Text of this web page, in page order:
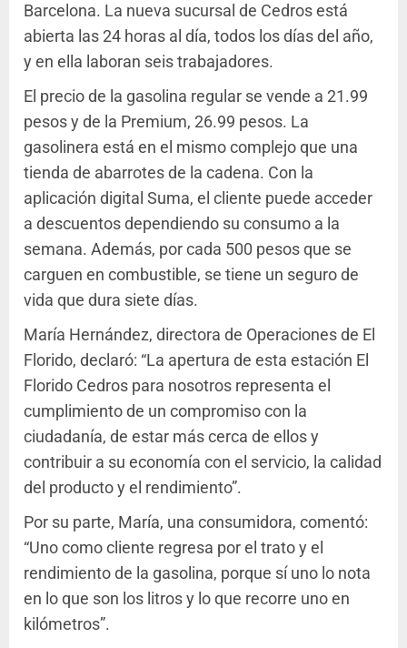
Barcelona. La nueva sucursal de Cedros está
abierta las 24 horas al día, todos los días del año,
y en ella laboran seis trabajadores.
El precio de la gasolina regular se vende a 21.99
pesos y de la Premium, 26.99 pesos. La
gasolinera está en el mismo complejo que una
tienda de abarrotes de la cadena. Con la
aplicación digital Suma, el cliente puede acceder
a descuentos dependiendo su consumo a la
semana. Además, por cada 500 pesos que se
carguen en combustible, se tiene un seguro de
vida que dura siete días.
María Hernández, directora de Operaciones de El
Florido, declaró: “La apertura de esta estación El
Florido Cedros para nosotros representa el
cumplimiento de un compromiso con la
ciudadanía, de estar más cerca de ellos y
contribuir a su economía con el servicio, la calidad
del producto y el rendimiento”.
Por su parte, María, una consumidora, comentó:
“Uno como cliente regresa por el trato y el
rendimiento de la gasolina, porque sí uno lo nota
en lo que son los litros y lo que recorre uno en
kilómetros”.